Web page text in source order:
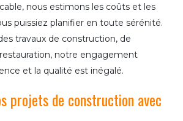
nous estimons les coûts et les
puissiez planifier en toute sérénité.
travaux de construction, de
notre engagement
et la qualité est inégalé.
projets de construction avec